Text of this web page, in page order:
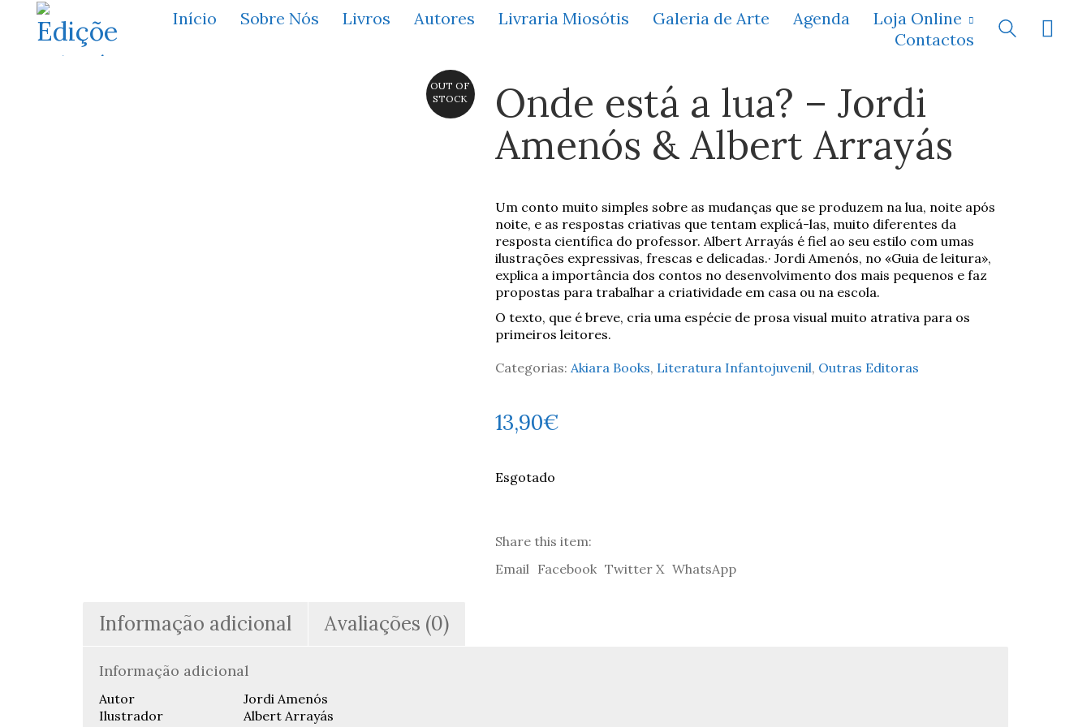
Início Sobre Nós Livros Autores Livraria Miosótis Galeria de Arte Agenda
Loja Online
Contactos
OUT OF
STOCK
Onde está a lua? – Jordi
Amenós & Albert Arrayás
Um conto muito simples sobre as mudanças que se produzem na lua, noite após
noite, e as respostas criativas que tentam explicá-las, muito diferentes da
resposta científica do professor. Albert Arrayás é fiel ao seu estilo com umas
ilustrações expressivas, frescas e delicadas.· Jordi Amenós, no «Guia de leitura»,
explica a importância dos contos no desenvolvimento dos mais pequenos e faz
propostas para trabalhar a criatividade em casa ou na escola.
O texto, que é breve, cria uma espécie de prosa visual muito atrativa para os
primeiros leitores.
Categorias: Akiara Books, Literatura Infantojuvenil, Outras Editoras
13,90€
Esgotado
Share this item:
Email Facebook Twitter X WhatsApp
Informação adicional Avaliações (0)
Informação adicional
Autor
Jordi Amenós
Ilustrador
Albert Arrayás